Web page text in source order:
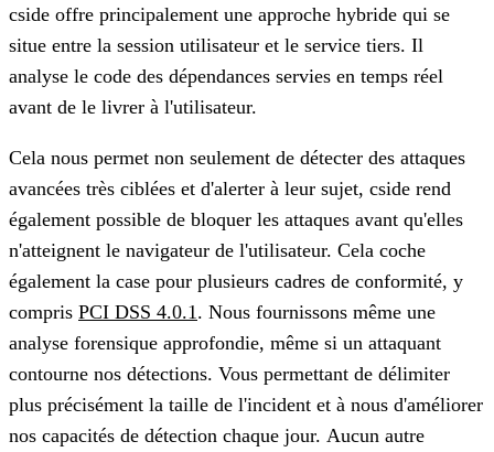
cside offre principalement une approche hybride qui se
situe entre la session utilisateur et le service tiers. Il
analyse le code des dépendances servies en temps réel
avant de le livrer à l'utilisateur.
Cela nous permet non seulement de détecter des attaques
avancées très ciblées et d'alerter à leur sujet, cside rend
également possible de bloquer les attaques avant qu'elles
n'atteignent le navigateur de l'utilisateur. Cela coche
également la case pour plusieurs cadres de conformité, y
compris PCI DSS 4.0.1 . Nous fournissons même une
analyse forensique approfondie, même si un attaquant
contourne nos détections. Vous permettant de délimiter
plus précisément la taille de l'incident et à nous d'améliorer
nos capacités de détection chaque jour. Aucun autre